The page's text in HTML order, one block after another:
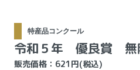
特産品コンクール
令和５年 優良賞 無
販売価格：621円(税込)